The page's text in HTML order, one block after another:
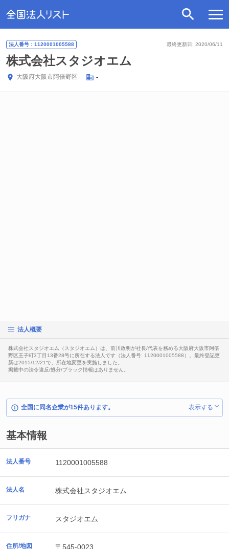
最終更新日: 2020/06/11
法人番号：1120001005588
株式会社スタジオエム
大阪府大阪市阿倍野区 -
法人概要
株式会社スタジオエム（スタジオエム）は、前川政明が社長/代表を務める大阪府大阪市阿倍
野区王子町3丁目13番28号に所在する法人です（法人番号: 1120001005588）。最終登記更
新は2015/12/21で、所在地変更を実施しました。
掲載中の法令違反/処分/ブラック情報はありません。
全国に同名企業が15件あります。 表示する
基本情報
法人番号 1120001005588
法人名 株式会社スタジオエム
フリガナ スタジオエム
住所/地図
〒545-0023